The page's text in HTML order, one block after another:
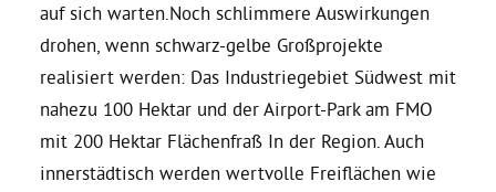
auf sich warten.Noch schlimmere Auswirkungen
drohen, wenn schwarz-gelbe Großprojekte
realisiert werden: Das Industriegebiet Südwest mit
nahezu 100 Hektar und der Airport-Park am FMO
mit 200 Hektar Flächenfraß In der Region. Auch
innerstädtisch werden wertvolle Freiflächen wie